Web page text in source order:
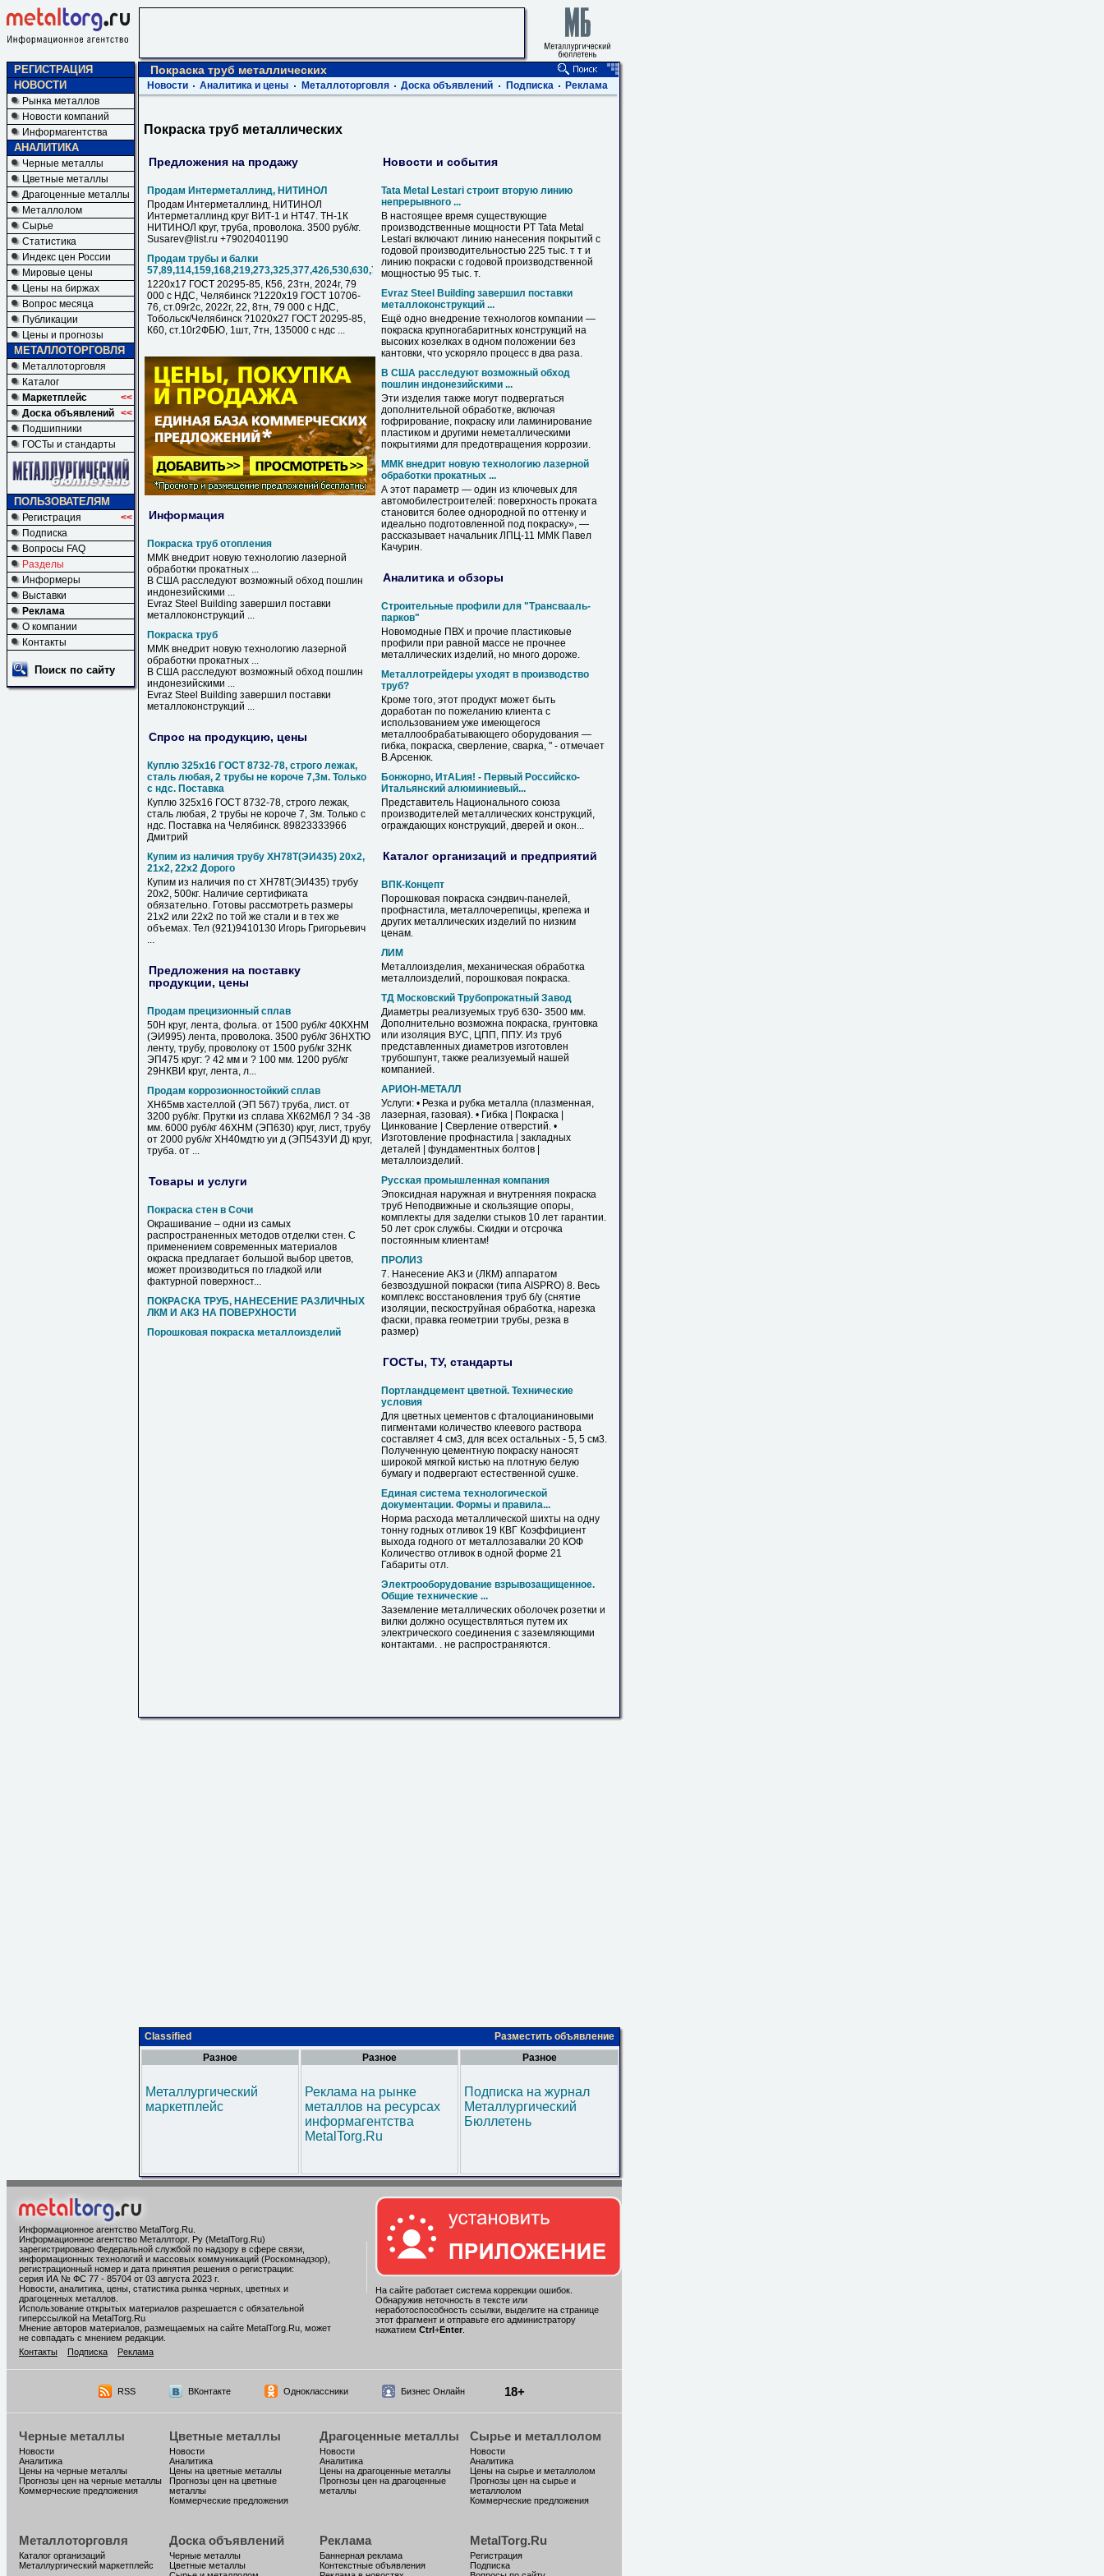
РЕГИСТРАЦИЯ
НОВОСТИ
Рынка металлов
Новости компаний
Информагентства
АНАЛИТИКА
Черные металлы
Цветные металлы
Драгоценные металлы
Металлолом
Сырье
Статистика
Индекс цен России
Мировые цены
Цены на биржах
Вопрос месяца
Публикации
Цены и прогнозы
МЕТАЛЛОТОРГОВЛЯ
Металлоторговля
Каталог
Маркетплейс
<<
Доска объявлений <<
Подшипники
ГОСТы и стандарты
ПОЛЬЗОВАТЕЛЯМ
Регистрация
<<
Подписка
Вопросы FAQ
Разделы
Информеры
Выставки
Реклама
О компании
Контакты
Поиск по сайту
Покраска труб металлических
Новости Аналитика и цены Металлоторговля Доска объявлений Подписка Реклама
Покраска труб металлических
Предложения на продажу
Продам Интерметаллинд, НИТИНОЛ
Продам Интерметаллинд, НИТИНОЛ
Интерметаллинд круг ВИТ-1 и НТ47. ТН-1К
НИТИНОЛ круг, труба, проволока. 3500 руб/кг.
Susarev@list.ru +79020401190
Продам трубы и балки
57,89,114,159,168,219,273,325,377,426,530,630,720,820,1020,1220,1420
1220х17 ГОСТ 20295-85, К56, 23тн, 2024г, 79
000 с НДC, Челябинск ?1220х19 ГОСТ 10706-
76, ст.09г2с, 2022г, 22, 8тн, 79 000 с НДC,
Тобольск/Челябинск ?1020х27 ГОСТ 20295-85,
К60, ст.10г2ФБЮ, 1шт, 7тн, 135000 с ндс ...
Информация
Покраска труб отопления
ММК внедрит новую технологию лазерной
обработки прокатных ...
В США расследуют возможный обход пошлин
индонезийскими ...
Evraz Steel Building завершил поставки
металлоконструкций ...
Покраска труб
ММК внедрит новую технологию лазерной
обработки прокатных ...
В США расследуют возможный обход пошлин
индонезийскими ...
Evraz Steel Building завершил поставки
металлоконструкций ...
Спрос на продукцию, цены
Куплю 325х16 ГОСТ 8732-78, строго лежак,
сталь любая, 2 трубы не короче 7,3м. Только
с ндс. Поставка
Куплю 325х16 ГОСТ 8732-78, строго лежак,
сталь любая, 2 трубы не короче 7, 3м. Только с
ндс. Поставка на Челябинск. 89823333966
Дмитрий
Купим из наличия трубу ХН78Т(ЭИ435) 20х2,
21х2, 22х2 Дорого
Купим из наличия по ст ХН78Т(ЭИ435) трубу
20х2, 500кг. Наличие сертификата
обязательно. Готовы рассмотреть размеры
21х2 или 22х2 по той же стали и в тех же
объемах. Тел (921)9410130 Игорь Григорьевич
...
Предложения на поставку
продукции, цены
Продам прецизионный сплав
50Н круг, лента, фольга. от 1500 руб/кг 40КХНМ
(ЭИ995) лента, проволока. 3500 руб/кг 36НХТЮ
ленту, трубу, проволоку от 1500 руб/кг 32НК
ЭП475 круг: ? 42 мм и ? 100 мм. 1200 руб/кг
29НКВИ круг, лента, л...
Продам коррозионностойкий сплав
ХН65мв хастеллой (ЭП 567) труба, лист. от
3200 руб/кг. Прутки из сплава ХК62М6Л ? 34 -38
мм. 6000 руб/кг 46ХНМ (ЭП630) круг, лист, трубу
от 2000 руб/кг ХН40мдтю уи д (ЭП543УИ Д) круг,
труба. от ...
Товары и услуги
Покраска стен в Сочи
Окрашивание – одни из самых
распространенных методов отделки стен. С
применением современных материалов
окраска предлагает большой выбор цветов,
может производиться по гладкой или
фактурной поверхност...
ПОКРАСКА ТРУБ, НАНЕСЕНИЕ РАЗЛИЧНЫХ
ЛКМ И АКЗ НА ПОВЕРХНОСТИ
Порошковая покраска металлоизделий
Новости и события
Tata Metal Lestari строит вторую линию
непрерывного ...
В настоящее время существующие
производственные мощности PT Tata Metal
Lestari включают линию нанесения покрытий с
годовой производительностью 225 тыс. т т и
линию покраски с годовой производственной
мощностью 95 тыс. т.
Evraz Steel Building завершил поставки
металлоконструкций ...
Ещё одно внедрение технологов компании —
покраска крупногабаритных конструкций на
высоких козелках в одном положении без
кантовки, что ускоряло процесс в два раза.
В США расследуют возможный обход
пошлин индонезийскими ...
Эти изделия также могут подвергаться
дополнительной обработке, включая
гофрирование, покраску или ламинирование
пластиком и другими неметаллическими
покрытиями для предотвращения коррозии.
ММК внедрит новую технологию лазерной
обработки прокатных ...
А этот параметр — один из ключевых для
автомобилестроителей: поверхность проката
становится более однородной по оттенку и
идеально подготовленной под покраску», —
рассказывает начальник ЛПЦ-11 ММК Павел
Качурин.
Аналитика и обзоры
Строительные профили для "Трансвааль-
парков"
Новомодные ПВХ и прочие пластиковые
профили при равной массе не прочнее
металлических изделий, но много дороже.
Металлотрейдеры уходят в производство
труб?
Кроме того, этот продукт может быть
доработан по пожеланию клиента с
использованием уже имеющегося
металлообрабатывающего оборудования —
гибка, покраска, сверление, сварка, " - отмечает
В.Арсенюк.
Бонжорно, ИтALия! - Первый Российско-
Итальянский алюминиевый...
Представитель Национального союза
производителей металлических конструкций,
ограждающих конструкций, дверей и окон...
Каталог организаций и предприятий
ВПК-Концепт
Порошковая покраска сэндвич-панелей,
профнастила, металлочерепицы, крепежа и
других металлических изделий по низким
ценам.
ЛИМ
Металлоизделия, механическая обработка
металлоизделий, порошковая покраска.
ТД Московский Трубопрокатный Завод
Диаметры реализуемых труб 630- 3500 мм.
Дополнительно возможна покраска, грунтовка
или изоляция ВУС, ЦПП, ППУ. Из труб
представленных диаметров изготовлен
трубошпунт, также реализуемый нашей
компанией.
АРИОН-МЕТАЛЛ
Услуги: • Резка и рубка металла (плазменная,
лазерная, газовая). • Гибка |
Покраска
Цинкование | Сверление отверстий. •
Изготовление профнастила | закладных
деталей | фундаментных болтов |
металлоизделий.
Русская промышленная компания
Эпоксидная наружная и внутренняя покраска
труб Неподвижные и скользящие опоры,
комплекты для заделки стыков 10 лет гарантии.
50 лет срок службы. Скидки и отсрочка
постоянным клиентам!
ПРОЛИЗ
7. Нанесение АКЗ и (ЛКМ) аппаратом
безвоздушной покраски (типа AISPRO) 8. Весь
комплекс восстановления труб б/у (снятие
изоляции, пескоструйная обработка, нарезка
фаски, правка геометрии трубы, резка в
размер)
ГОСТы, ТУ, стандарты
Портландцемент цветной. Технические
условия
Для цветных цементов с фталоцианиновыми
пигментами количество клеевого раствора
составляет 4 см3, для всех остальных - 5, 5 см3.
Полученную цементную покраску наносят
широкой мягкой кистью на плотную белую
бумагу и подвергают естественной сушке.
Единая система технологической
документации. Формы и правила...
Норма расхода металлической шихты на одну
тонну годных отливок 19 КВГ Коэффициент
выхода годного от металлозавалки 20 КОФ
Количество отливок в одной форме 21
Габариты отл.
Электрооборудование взрывозащищенное.
Общие технические ...
Заземление металлических оболочек розетки и
вилки должно осуществляться путем их
электрического соединения с заземляющими
контактами. . не распространяются.
Classified
Разместить объявление
Разное
Металлургический
маркетплейс
Разное
Реклама на рынке
металлов на ресурсах
информагентства
MetalTorg.Ru
Разное
Подписка на журнал
Металлургический
Бюллетень
Информационное агентство MetalTorg.Ru
Информационное агентство Металлторг. Ру (MetalTorg.Ru)
зарегистрировано Федеральной службой по надзору в сфере связи,
информационных технологий и массовых коммуникаций (Роскомнадзор),
регистрационный номер и дата принятия решения о регистрации:
серия ИА № ФС 77 - 85704 от 03 августа 2023 г.
Новости, аналитика, цены, статистика рынка черных, цветных и
драгоценных металлов.
Использование открытых материалов разрешается с обязательной
гиперссылкой на MetalTorg.Ru
Мнение авторов материалов, размещаемых на сайте MetalTorg.Ru, может
не совпадать с мнением редакции.
Контакты
Подписка Реклама
На сайте работает система коррекции ошибок.
Обнаружив неточность в тексте или
неработоспособность ссылки, выделите на странице
этот фрагмент и отправьте его администратору
нажатием Ctrl +Enter.
RSS ВКонтакте Одноклассники Бизнес Онлайн 18+
Черные металлы
Новости
Аналитика
Цены на черные металлы
Прогнозы цен на черные металлы
Коммерческие предложения
Цветные металлы
Новости
Аналитика
Цены на цветные металлы
Прогнозы цен на цветные
металлы
Коммерческие предложения
Драгоценные металлы
Новости
Аналитика
Цены на драгоценные металлы
Прогнозы цен на драгоценные
металлы
Сырье и металлолом
Новости
Аналитика
Цены на сырье и металлолом
Прогнозы цен на сырье и
металлолом
Коммерческие предложения
Металлоторговля
Каталог организаций
Металлургический маркетплейс
Доска объявлений
Черные металлы
Цветные металлы
Реклама
Баннерная реклама
Контекстные объявления
MetalTorg.Ru
Регистрация
Подписка